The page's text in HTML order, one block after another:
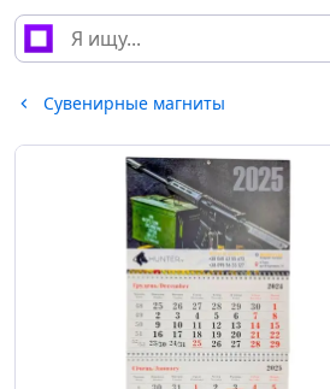
Сувенирные магниты